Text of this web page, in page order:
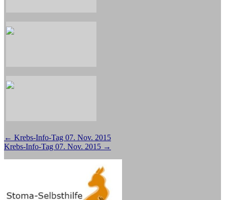
Beitragsnavigation
← Krebs-Info-Tag 07. Nov. 2015
Krebs-Info-Tag 07. Nov. 2015 →